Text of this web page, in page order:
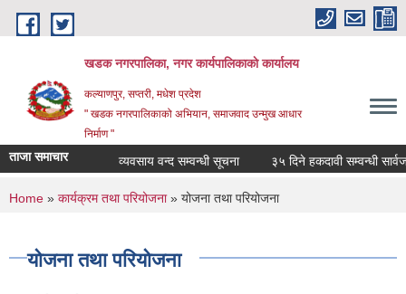
Skip to main content
खडक नगरपालिका, नगर कार्यपालिकाकाे कार्यालय
कल्याणपुर, सप्तरी, मधेश प्रदेश
" खडक नगरपालिकाको अभियान, समाजवाद उन्मुख आधार
निर्माण "
ताजा समाचार व्यवसाय वन्द सम्वन्धी सूचना ३५ दिने हकदावी सम्वन्धी
You are here
Home » कार्यक्रम तथा परियोजना» योजना तथा परियोजना
योजना तथा परियोजना